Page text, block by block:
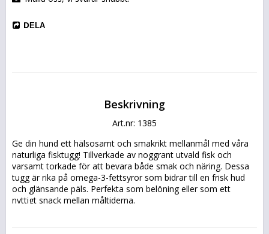
DELA
Beskrivning
Art.nr: 1385
Ge din hund ett hälsosamt och smakrikt mellanmål med våra
naturliga fisktugg! Tillverkade av noggrant utvald fisk och
varsamt torkade för att bevara både smak och näring. Dessa
tugg är rika på omega-3-fettsyror som bidrar till en frisk hud
och glänsande päls. Perfekta som belöning eller som ett
nyttigt snack mellan måltiderna.